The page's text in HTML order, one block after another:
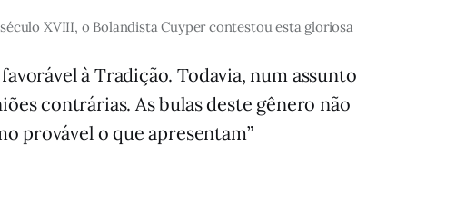
XVIII, o Bolandista Cuyper contestou esta gloriosa
à Tradição. Todavia, num assunto
contrárias. As bulas deste gênero não
provável o que apresentam”